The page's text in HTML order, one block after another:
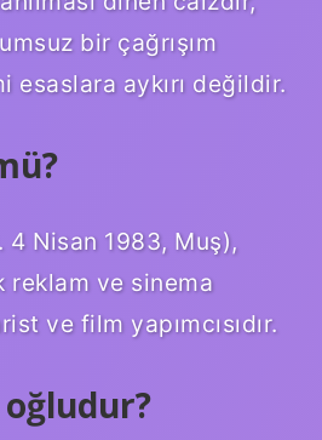
bir çağrışım
esaslara aykırı değildir.
4 Nisan 1983, Muş),
reklam ve sinema
ve film yapımcısıdır.